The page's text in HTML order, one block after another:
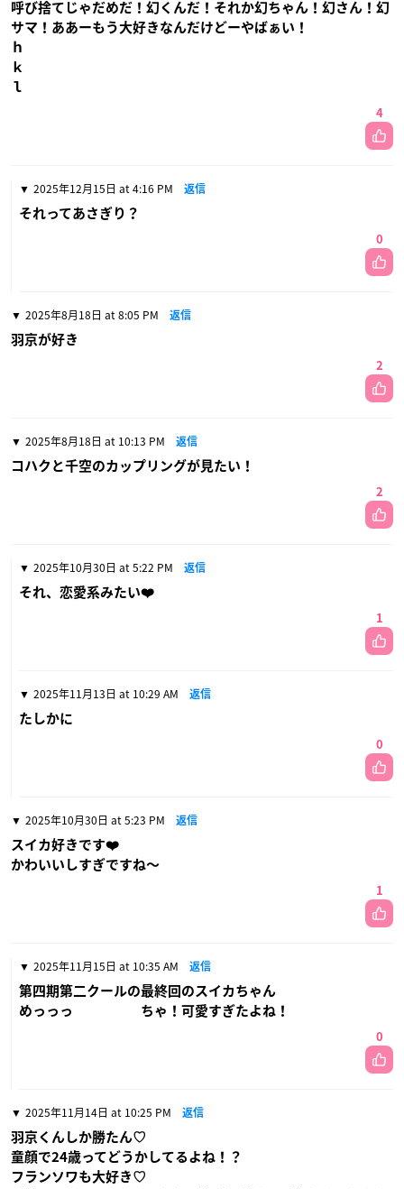
呼び捨てじゃだめだ！幻くんだ！それか幻ちゃん！幻さん！幻
サマ！ああーもう大好きなんだけどーやばぁい！
ｈ
ｋ
ｌ
4
2025年12月15日 at 4:16 PM 返信
それってあさぎり？
0
2025年8月18日 at 8:05 PM 返信
羽京が好き
2
2025年8月18日 at 10:13 PM 返信
コハクと千空のカップリングが見たい！
2
2025年10月30日 at 5:22 PM 返信
それ、恋愛系みたい❤️
1
2025年11月13日 at 10:29 AM 返信
たしかに
0
2025年10月30日 at 5:23 PM 返信
スイカ好きです❤️
かわいいしすぎですね〜
1
2025年11月15日 at 10:35 AM 返信
第四期第二クールの最終回のスイカちゃん
めっっっ ちゃ！可愛すぎたよね！
0
2025年11月14日 at 10:25 PM 返信
羽京くんしか勝たん♡
童顔で24歳ってどうかしてるよね！？
フランソワも大好き♡